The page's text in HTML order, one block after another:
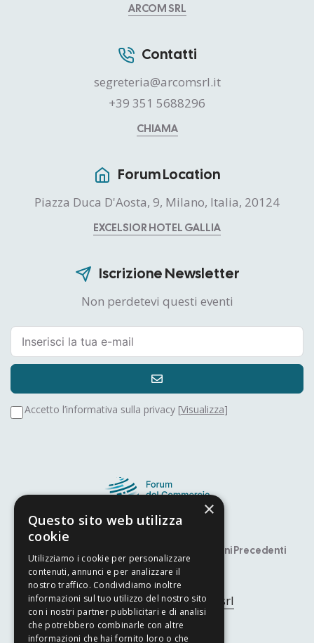
ARCOM SRL
Contatti
segreteria@arcomsrl.it
+39 351 5688296
CHIAMA
Forum Location
Piazza Duca D'Aosta, 9, Milano, Italia, 20124
EXCELSIOR HOTEL GALLIA
Iscrizione Newsletter
Non perdetevi questi eventi
Accetto l’informativa sulla privacy [Visualizza]
Edizioni Precedenti
Developed byNyx Solutions
© Copyright 2025Arcom srl
Privacy Policy– Cookie Policy
×
Questo sito web utilizza
cookie
Utilizziamo i cookie per personalizzare
contenuti, annunci e per analizzare il
nostro traffico. Condividiamo inoltre
informazioni sul tuo utilizzo del nostro sito
con i nostri partner pubblicitari e di analisi
che potrebbero combinarle con altre
informazioni che hai fornito loro o che